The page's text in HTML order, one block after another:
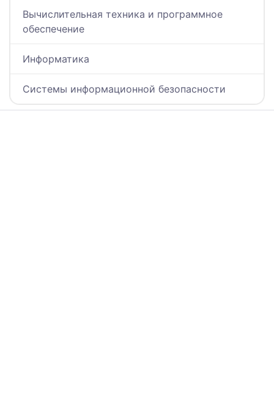
Вычислительная техника и программное
обеспечение
Информатика
Системы информационной безопасности